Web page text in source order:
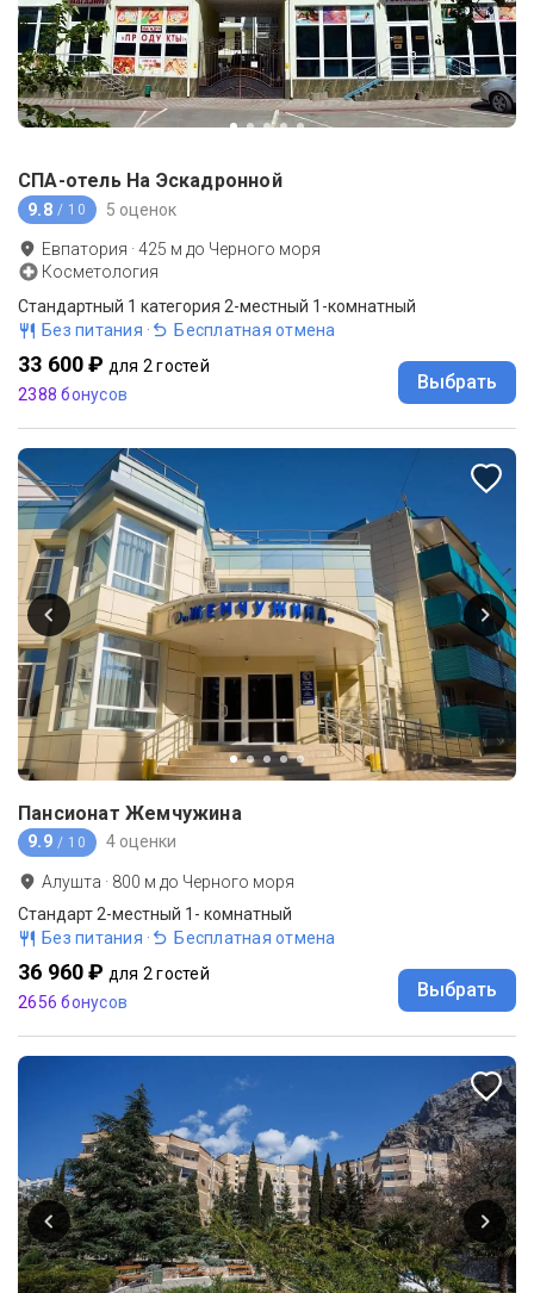
СПА-отель На Эскадронной
9.8 / 10 5 оценок
Евпатория ·425 м до Черного моря
Косметология
Стандартный 1 категория 2-местный 1-комнатный
Без питания · Бесплатная отмена
33 600 ₽ для 2 гостей
2388 бонусов
Выбрать
Пансионат Жемчужина
9.9 / 10 4 оценки
Алушта · 800 м до Черного моря
Стандарт 2-местный 1- комнатный
Без питания · Бесплатная отмена
36 960 ₽ для 2 гостей
2656 бонусов
Выбрать